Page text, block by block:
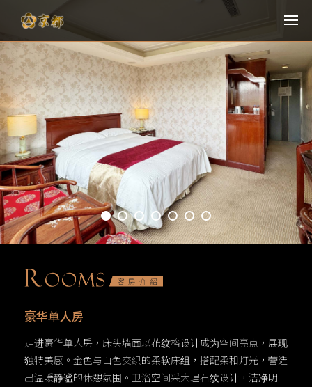
豪华单人房
走进豪华单人房，床头墙面以花纹格设计成为空间亮点，展现
独特美感。金色与白色交织的柔软床组，搭配柔和灯光，营造
出温暖静谧的休憩氛围。卫浴空间采大理石纹设计，洁净明